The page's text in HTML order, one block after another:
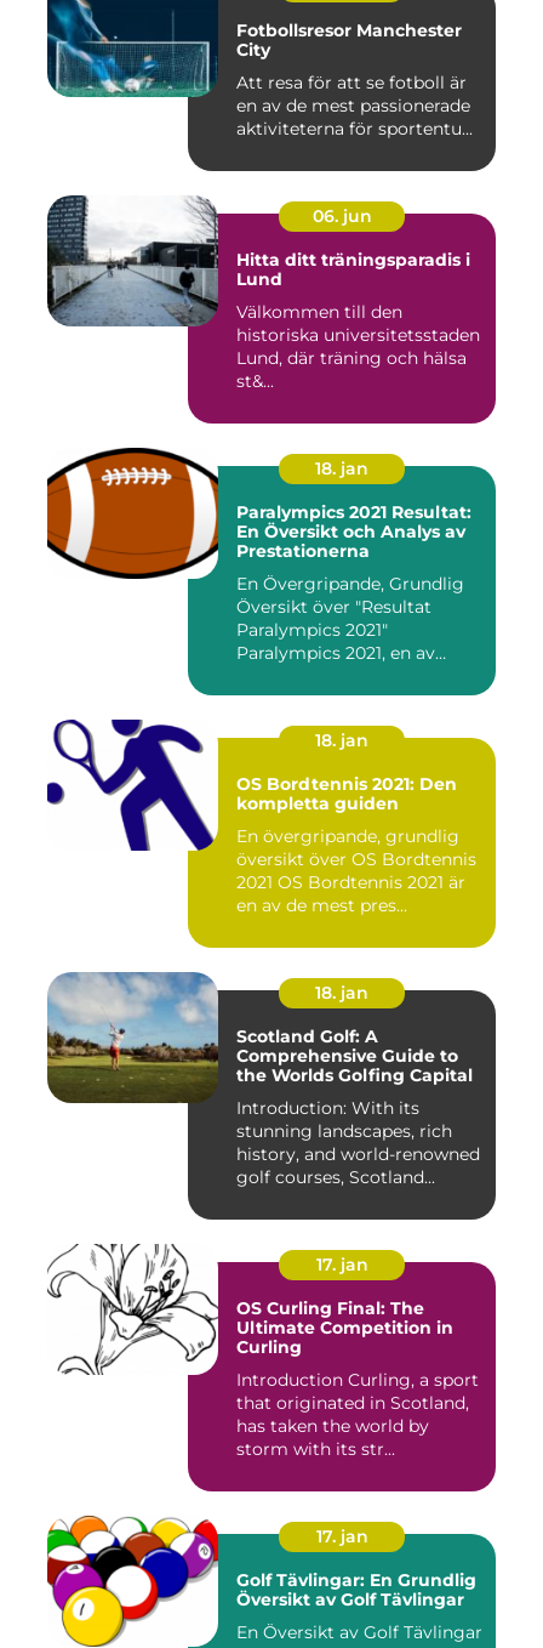
Fotbollsresor Manchester
City
Att resa för att se fotboll är
en av de mest passionerade
aktiviteterna för sportentu...
06. jun
Hitta ditt träningsparadis i
Lund
Välkommen till den
historiska universitetsstaden
Lund, där träning och hälsa
st&...
18. jan
Paralympics 2021 Resultat:
En Översikt och Analys av
Prestationerna
En Övergripande, Grundlig
Översikt över "Resultat
Paralympics 2021"
Paralympics 2021, en av
18. jan
OS Bordtennis 2021: Den
kompletta guiden
En övergripande, grundlig
översikt över OS Bordtennis
2021 OS Bordtennis 2021 är
en av de mest pres...
18. jan
Scotland Golf: A
Comprehensive Guide to
the Worlds Golfing Capital
Introduction: With its
stunning landscapes, rich
history, and world-renowned
golf courses, Scotland...
17. jan
OS Curling Final: The
Ultimate Competition in
Curling
Introduction Curling, a sport
that originated in Scotland,
has taken the world by
storm with its str...
17. jan
Golf Tävlingar: En Grundlig
Översikt av Golf Tävlingar
En Översikt av Golf Tävlingar